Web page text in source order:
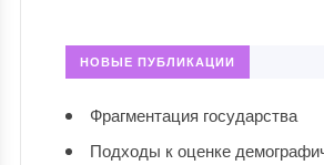
НОВЫЕ ПУБЛИКАЦИИ
Фрагментация государства
Подходы к оценке